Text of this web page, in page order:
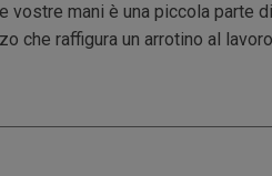
vostre mani è una piccola parte
che raffigura un arrotino al